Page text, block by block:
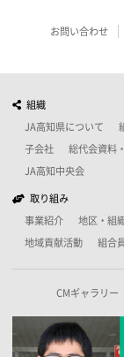
お問い合わせ
組織
JA高知県について
子会社 総代会資料
JA高知中央会
取り組み
事業紹介 地区・組
地域貢献活動 組合
CMギャラリー